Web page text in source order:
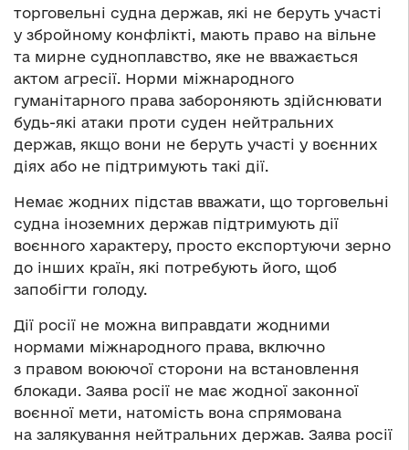
торговельні судна держав, які не беруть участі
у збройному конфлікті, мають право на вільне
та мирне судноплавство, яке не вважається
актом агресії. Норми міжнародного
гуманітарного права забороняють здійснювати
будь-які атаки проти суден нейтральних
держав, якщо вони не беруть участі у воєнних
діях або не підтримують такі дії.
Немає жодних підстав вважати, що торговельні
судна іноземних держав підтримують дії
воєнного характеру, просто експортуючи зерно
до інших країн, які потребують його, щоб
запобігти голоду.
Дії росії не можна виправдати жодними
нормами міжнародного права, включно
з правом воюючої сторони на встановлення
блокади. Заява росії не має жодної законної
воєнної мети, натомість вона спрямована
на залякування нейтральних держав. Заява росії